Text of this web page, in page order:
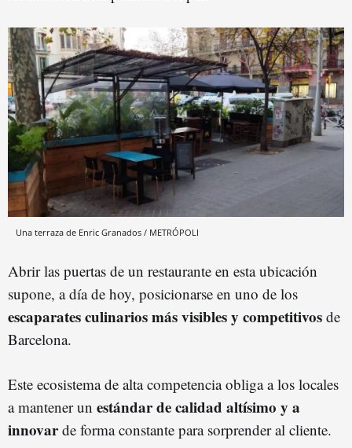
Una terraza de Enric Granados / METRÓPOLI
Abrir las puertas de un restaurante en esta ubicación
supone, a día de hoy, posicionarse en uno de los
escaparates culinarios más visibles y competitivos de
Barcelona.
Este ecosistema de alta competencia obliga a los locales
a mantener un estándar de calidad altísimo y a
innovarde forma constante para sorprender al cliente.